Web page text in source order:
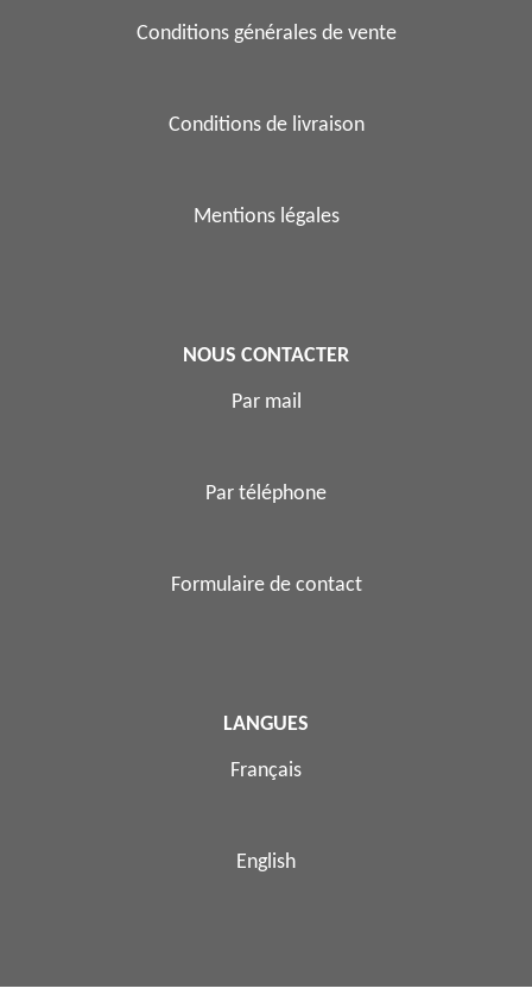
Conditions générales de vente
Conditions de livraison
Mentions légales
NOUS CONTACTER
Par mail
Par téléphone
Formulaire de contact
LANGUES
Français
English